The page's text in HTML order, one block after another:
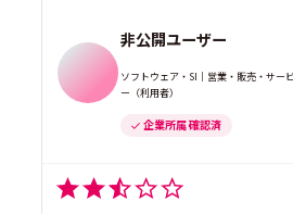
非公開ユーザー
ソフトウェア・SI｜営業・販売・サー
ー（利用者）
企業所属 確認済